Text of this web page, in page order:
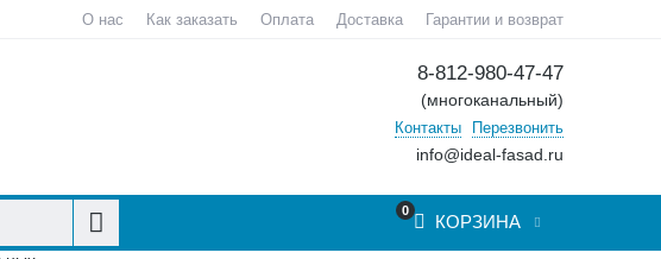
О нас Как заказать Оплата Доставка Гарантии и возврат
8-812-980-47-47
(многоканальный)
Контакты Перезвонить
info@ideal-fasad.ru
0
КОРЗИНА